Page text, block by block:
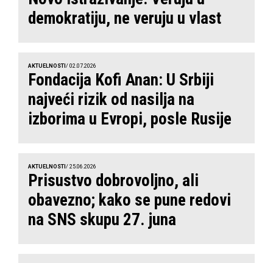
demokratiju, ne veruju u vlast
AKTUELNOSTI / 02.07.2026
Fondacija Kofi Anan: U Srbiji
najveći rizik od nasilja na
izborima u Evropi, posle Rusije
AKTUELNOSTI / 25.06.2026
Prisustvo dobrovoljno, ali
obavezno; kako se pune redovi
na SNS skupu 27. juna